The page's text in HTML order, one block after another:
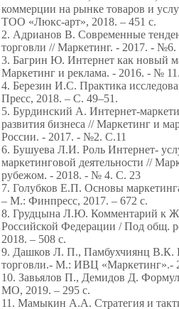
коммерции на рынке товаров и
ТОО «Люкс-арт», 2018. – 451 с.
2. Адрианов В. Современные
торговли // Маркетинг. - 2017. -
3. Багрин Ю. Интернет как новый
Маркетинг и реклама. - 2016. - №
4. Березин И.С. Практика
Пресс, 2018. – С. 49–51.
5. Бурдинский А. Интернет-
развития бизнеса // Маркетинг и
России. - 2017. - №2. С.11
6. Бушуева Л.И. Роль Интернет-
маркетинговой деятельности //
рубежом. - 2018. - № 4. С. 23
7. Голубков Е.П. Основы
– М.: Финпресс, 2017. – 672 с.
8. Грудцына Л.Ю. Комментарий к
Российской Федерации / Под общ.
2018. – 508 с.
9. Дашков Л. П., Памбухчиянц В.К.
торговли.- М.: ИВЦ «Маркетинг».-
10. Завьялов П., Демидов Д.
МО, 2019. – 295 с.
11. Мамыкин А.А. Стратегия и